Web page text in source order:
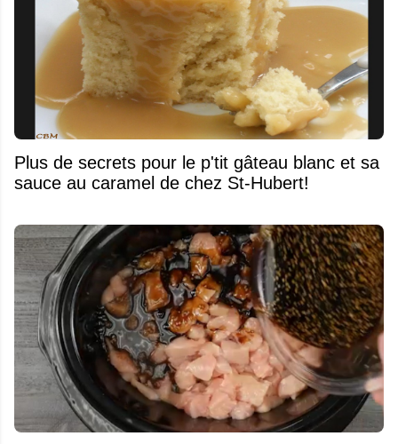
Plus de secrets pour le p'tit gâteau blanc et sa
sauce au caramel de chez St-Hubert!